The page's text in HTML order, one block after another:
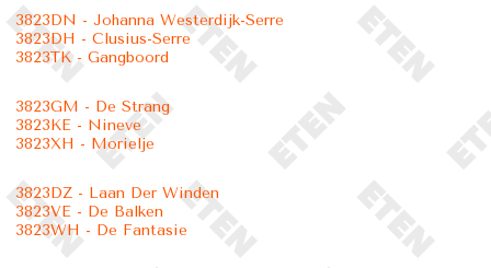
3823DN - Johanna Westerdijk-Serre
3823DH - Clusius-Serre
3823TK - Gangboord
3823GM - De Strang
3823KE - Nineve
3823XH - Morielje
3823DZ - Laan Der Winden
3823VE - De Balken
3823WH - De Fantasie